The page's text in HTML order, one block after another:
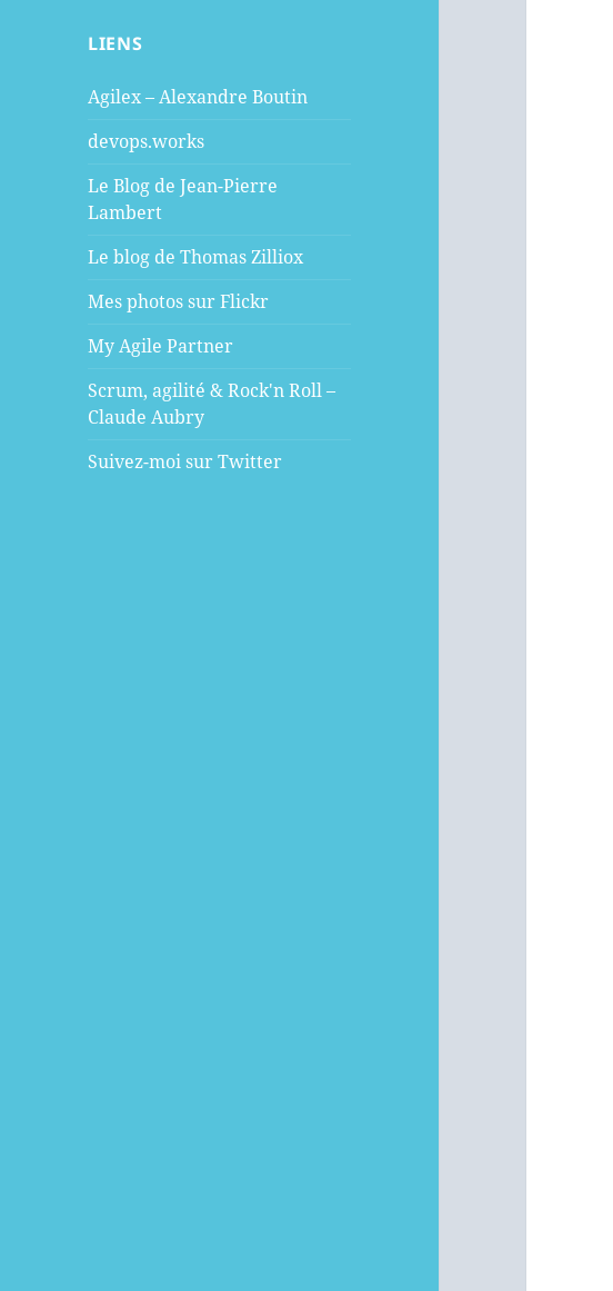
LIENS
Agilex – Alexandre Boutin
devops.works
Le Blog de Jean-Pierre
Lambert
Le blog de Thomas Zilliox
Mes photos sur Flickr
My Agile Partner
Scrum, agilité & Rock'n Roll –
Claude Aubry
Suivez-moi sur Twitter